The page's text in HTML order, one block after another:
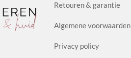
Retouren & garantie
Algemene voorwaarden
Privacy policy